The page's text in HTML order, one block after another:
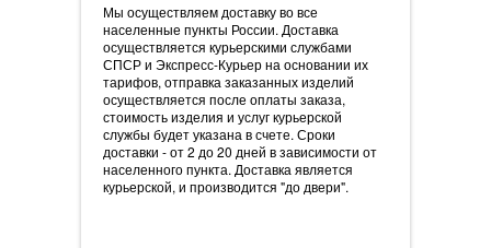
Мы осуществляем доставку во все
населенные пункты России. Доставка
осуществляется курьерскими службами
СПСР и Экспресс-Курьер на основании их
тарифов, отправка заказанных изделий
осуществляется после оплаты заказа,
стоимость изделия и услуг курьерской
службы будет указана в счете. Сроки
доставки - от 2 до 20 дней в зависимости от
населенного пункта. Доставка является
курьерской, и производится "до двери".